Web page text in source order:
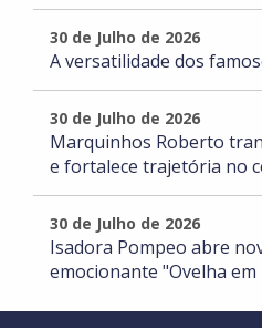
30 de Julho de 2026
A versatilidade dos
30 de Julho de 2026
Marquinhos Roberto
e fortalece trajetória no
30 de Julho de 2026
Isadora Pompeo abre
emocionante "Ovelha